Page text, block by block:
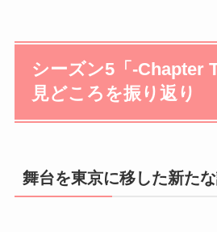
シーズン5「-Chapter
見どころを振り返り
舞台を東京に移した新た